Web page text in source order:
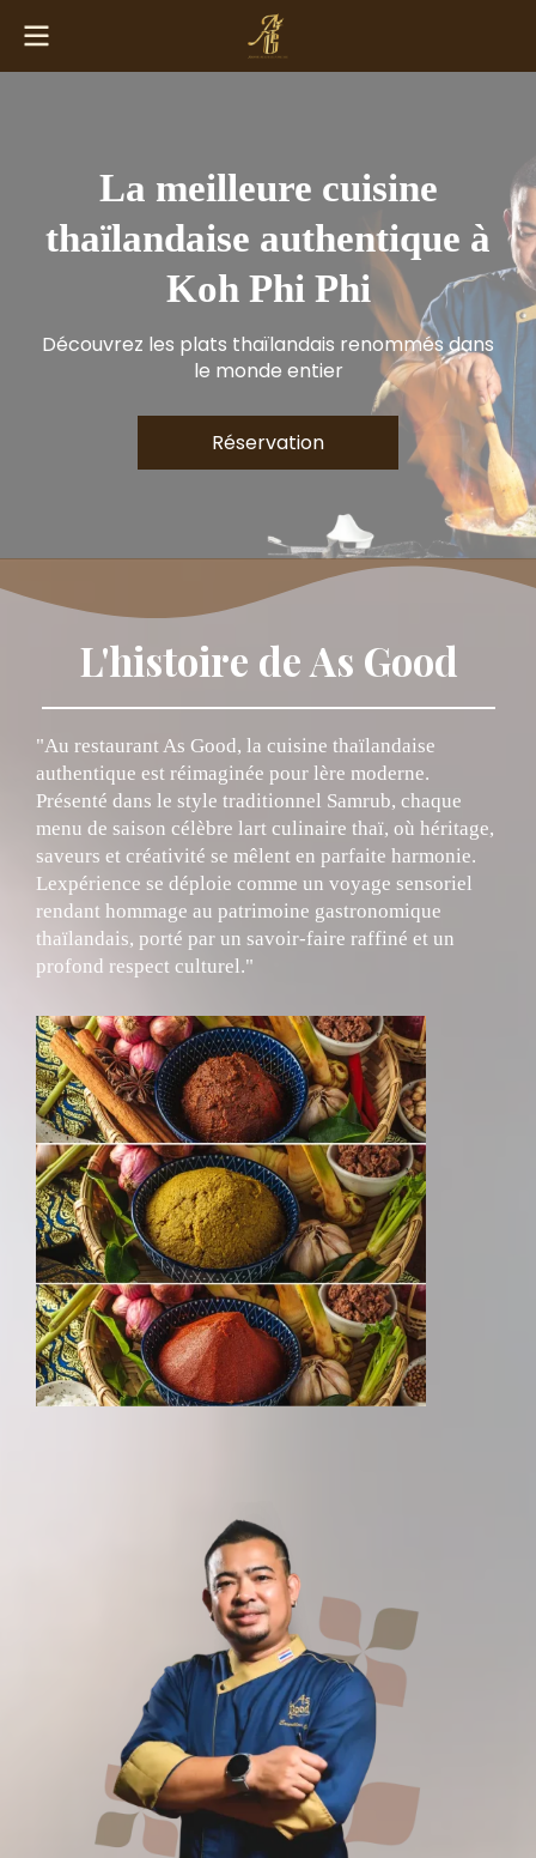
La meilleure cuisine
thaïlandaise authentique à
Koh Phi Phi
Découvrez les plats thaïlandais renommés dans
le monde entier
Réservation
L'histoire de As Good
"Au restaurant As Good, la cuisine thaïlandaise
authentique est réimaginée pour lère moderne.
Présenté dans le style traditionnel Samrub, chaque
menu de saison célèbre lart culinaire thaï, où héritage,
saveurs et créativité se mêlent en parfaite harmonie.
Lexpérience se déploie comme un voyage sensoriel
rendant hommage au patrimoine gastronomique
thaïlandais, porté par un savoir-faire raffiné et un
profond respect culturel."